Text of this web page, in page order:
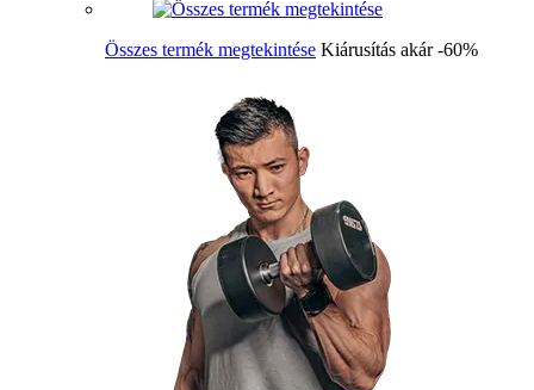
Összes termék megtekintése Kiárusítás akár -60%